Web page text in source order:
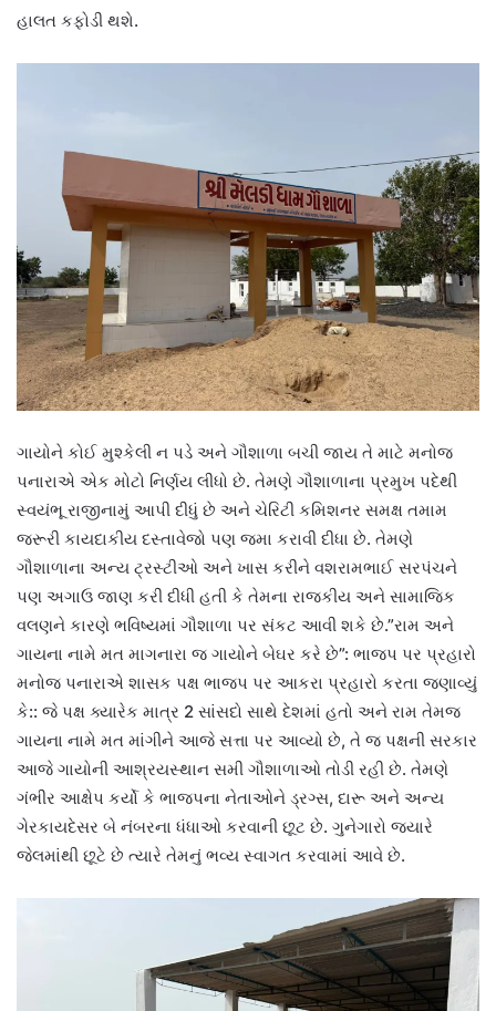
હાલત કફોડી થશે.
ગાયોને કોઈ મુશ્કેલી ન પડે અને ગૌશાળા બચી જાય તે માટે મનોજ
પનારાએ એક મોટો નિર્ણય લીધો છે. તેમણે ગૌશાળાના પ્રમુખ પદેથી
સ્વયંભૂ રાજીનામું આપી દીધું છે અને ચેરિટી કમિશનર સમક્ષ તમામ
જરૂરી કાયદાકીય દસ્તાવેજો પણ જમા કરાવી દીધા છે. તેમણે
ગૌશાળાના અન્ય ટ્રસ્ટીઓ અને ખાસ કરીને વશરામભાઈ સરપંચને
પણ અગાઉ જાણ કરી દીધી હતી કે તેમના રાજકીય અને સામાજિક
વલણને કારણે ભવિષ્યમાં ગૌશાળા પર સંકટ આવી શકે છે.”રામ અને
ગાયના નામે મત માગનારા જ ગાયોને બેઘર કરે છે”: ભાજપ પર પ્રહારો
મનોજ પનારાએ શાસક પક્ષ ભાજપ પર આકરા પ્રહારો કરતા જણાવ્યું
કે:: જે પક્ષ ક્યારેક માત્ર 2 સાંસદો સાથે દેશમાં હતો અને રામ તેમજ
ગાયના નામે મત માંગીને આજે સત્તા પર આવ્યો છે, તે જ પક્ષની સરકાર
આજે ગાયોની આશ્રયસ્થાન સમી ગૌશાળાઓ તોડી રહી છે. તેમણે
ગંભીર આક્ષેપ કર્યો કે ભાજપના નેતાઓને ડ્રગ્સ, દારૂ અને અન્ય
ગેરકાયદેસર બે નંબરના ધંધાઓ કરવાની છૂટ છે. ગુનેગારો જ્યારે
જેલમાંથી છૂટે છે ત્યારે તેમનું ભવ્ય સ્વાગત કરવામાં આવે છે.